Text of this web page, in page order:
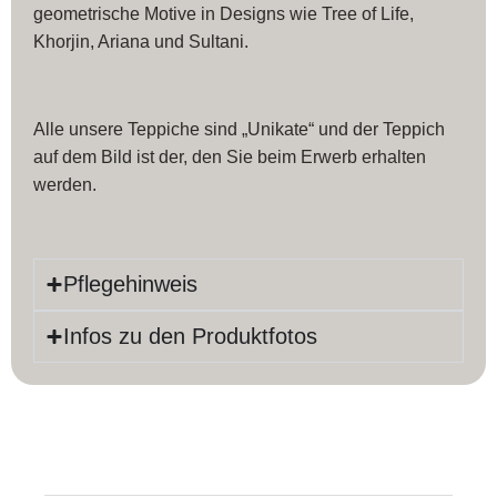
geometrische Motive in Designs wie Tree of Life,
Khorjin, Ariana und Sultani.
Alle unsere Teppiche sind „Unikate“ und der Teppich
auf dem Bild ist der, den Sie beim Erwerb erhalten
werden.
Pflegehinweis
Infos zu den Produktfotos